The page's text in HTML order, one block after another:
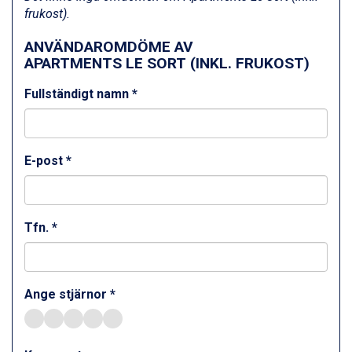
Fieberbrunn från 9.645 kr.
Val Thorens från 8.395 kr.
St. Anton från 11.245 kr.
Canazei från 7.195 kr.
Livigno från 5.595 kr.
Sauze dOulx från 6.145 kr.
Cervinia från 8.245 kr.
Passo Tonale från 5.895 kr.
Sölden från 12.995 kr.
Saalbach från 9.445 kr.
Champoluc från 5.945 kr.
frukost).
ANVÄNDAROMDÖME AV
APARTMENTS LE SORT (INKL. FRUKOST)
Fullständigt namn *
E-post *
Tfn. *
Ange stjärnor *